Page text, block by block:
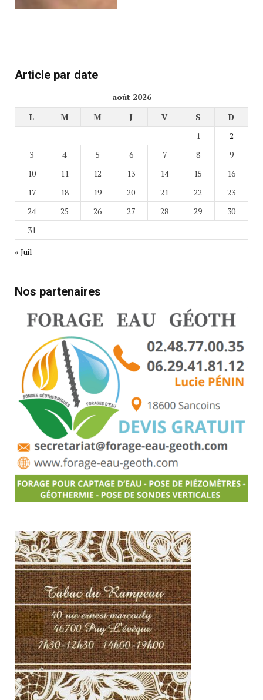
Article par date
août 2026
L
M M J V S
D
1
2
3
4 5 6 7 8
9
10
11 12 13 14 15
16
17
18 19 20 21 22
23
24
25 26 27 28 29
30
31
« Juil
Nos partenaires